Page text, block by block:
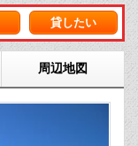
貸したい
周辺地図